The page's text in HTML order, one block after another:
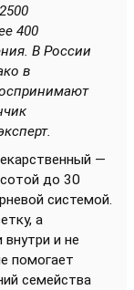
400
В России
в
—
до 30
системой.
а
и не
помогает
семейства